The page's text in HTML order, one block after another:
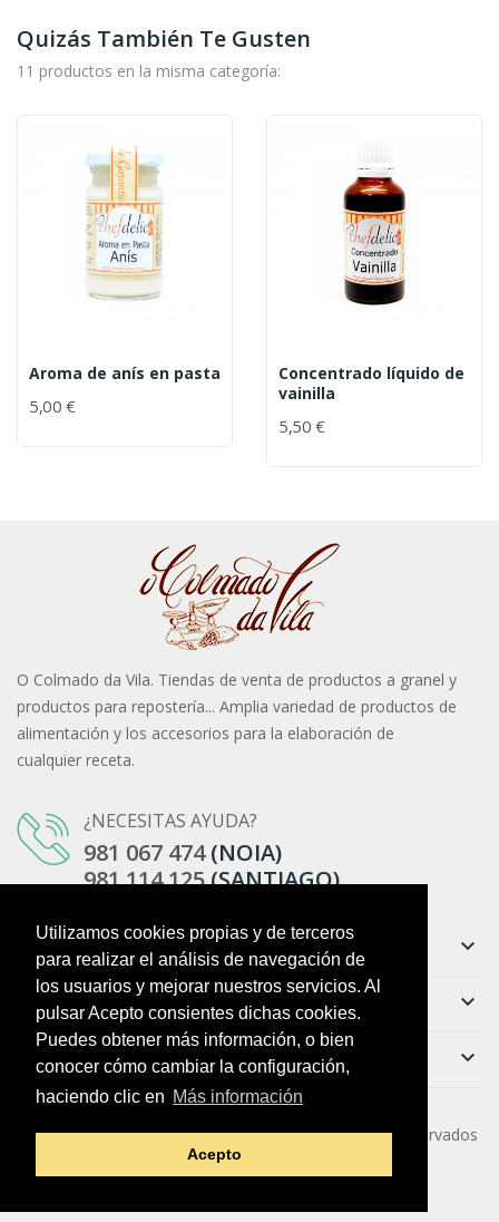
Utilizamos cookies propias y de terceros
para realizar el análisis de navegación de
los usuarios y mejorar nuestros servicios. Al
pulsar Acepto consientes dichas cookies.
Puedes obtener más información, o bien
conocer cómo cambiar la configuración,
haciendo clic en Más información
Acepto
Quizás También Te Gusten
11 productos en la misma categoría:
Aroma de anís en pasta
5,00 €
Concentrado líquido de
vainilla
5,50 €
O Colmado da Vila. Tiendas de venta de productos a granel y
productos para repostería... Amplia variedad de productos de
alimentación y los accesorios para la elaboración de
cualquier receta.
¿NECESITAS AYUDA?
981 067 474(NOIA)
981 114 125(SANTIAGO)
Información keyboard_arrow_down
Ayuda keyboard_arrow_down
Boletín keyboard_arrow_down
Copyright ©O Colmado da Vila. Todos los derechos reservados